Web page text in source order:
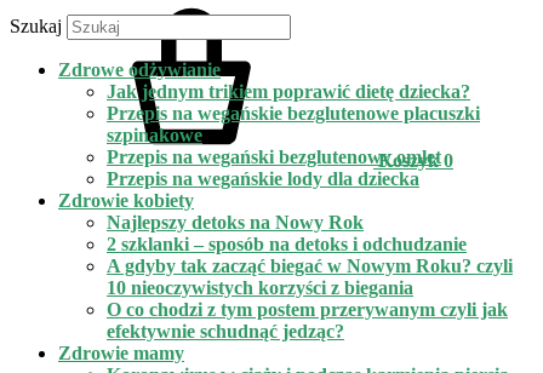
Koszyk 0
Szukaj
Zdrowe odżywianie
Jak jednym trikiem poprawić dietę dziecka?
Przepis na wegańskie bezglutenowe placuszki
szpinakowe
Przepis na wegański bezglutenowy omlet
Przepis na wegańskie lody dla dziecka
Zdrowie kobiety
Najlepszy detoks na Nowy Rok
2 szklanki – sposób na detoks i odchudzanie
A gdyby tak zacząć biegać w Nowym Roku? czyli
10 nieoczywistych korzyści z biegania
O co chodzi z tym postem przerywanym czyli jak
efektywnie schudnąć jedząc?
Zdrowie mamy